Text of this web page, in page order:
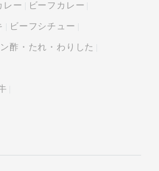
レー ビーフカレー
ビーフシチュー
酢・たれ・わりした